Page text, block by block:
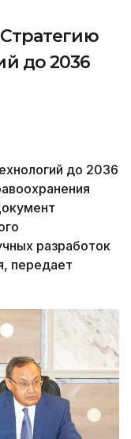
Стратегию
до 2036
до 2036
разработок
передает